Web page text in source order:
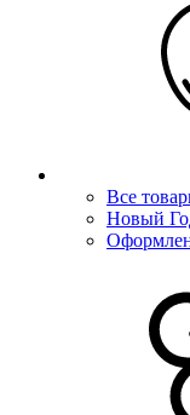
Все
Новый